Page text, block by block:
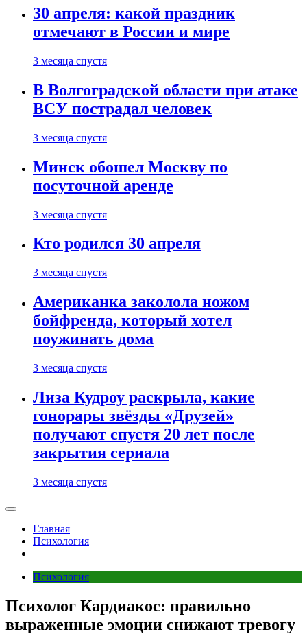
30 апреля: какой праздник
отмечают в России и мире
3 месяца спустя
В Волгоградской области при атаке
ВСУ пострадал человек
3 месяца спустя
Минск обошел Москву по
посуточной аренде
3 месяца спустя
Кто родился 30 апреля
3 месяца спустя
Американка заколола ножом
бойфренда, который хотел
поужинать дома
3 месяца спустя
Лиза Кудроу раскрыла, какие
гонорары звёзды «Друзей»
получают спустя 20 лет после
закрытия сериала
3 месяца спустя
Главная
Психология
Психология
Психолог Кардиакос: правильно
выраженные эмоции снижают тревогу